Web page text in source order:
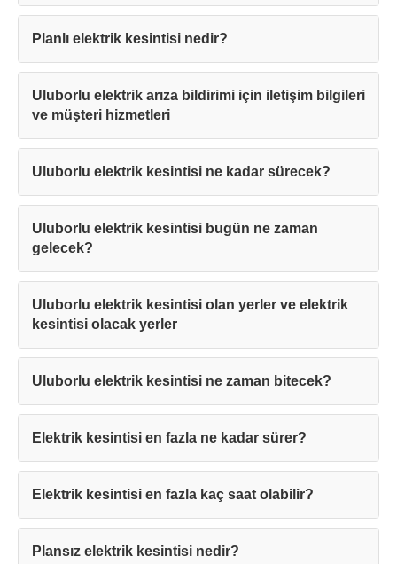
Planlı elektrik kesintisi nedir?
Uluborlu elektrik arıza bildirimi için iletişim bilgileri
ve müşteri hizmetleri
Uluborlu elektrik kesintisi ne kadar sürecek?
Uluborlu elektrik kesintisi bugün ne zaman
gelecek?
Uluborlu elektrik kesintisi olan yerler ve elektrik
kesintisi olacak yerler
Uluborlu elektrik kesintisi ne zaman bitecek?
Elektrik kesintisi en fazla ne kadar sürer?
Elektrik kesintisi en fazla kaç saat olabilir?
Plansız elektrik kesintisi nedir?
Teşekkürler!
Mesajınız başarıyla ulaştırıldı. En kısa